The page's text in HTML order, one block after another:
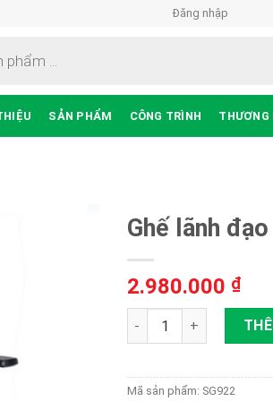
Đăng nhập
SẢN PHẨM CÔNG TRÌNH THƯƠNG
Ghế lãnh
2.980.000 ₫
Ghế lãnh đạo Hòa
Mã sản phẩm: SG922